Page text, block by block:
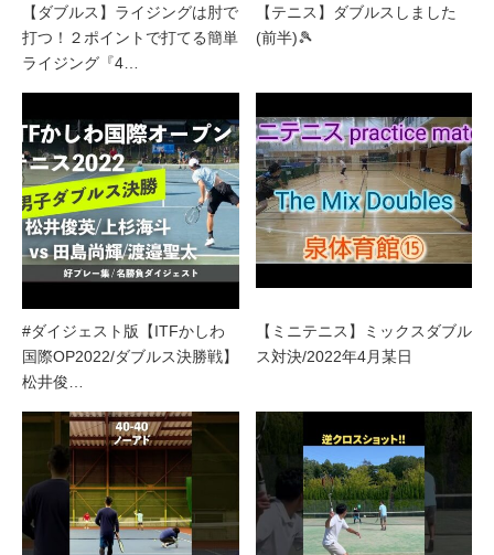
【ダブルス】ライジングは肘で
打つ！２ポイントで打てる簡単
ライジング『4…
【テニス】ダブルスしました
(前半)🎾
#ダイジェスト版【ITFかしわ
国際OP2022/ダブルス決勝戦】
松井俊…
【ミニテニス】ミックスダブル
ス対決/2022年4月某日